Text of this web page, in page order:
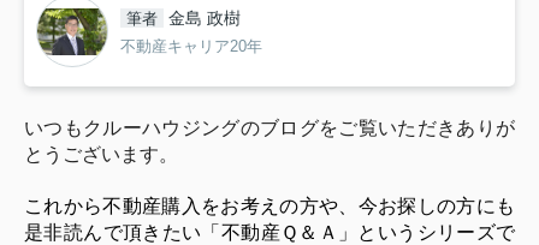
筆者 金島 政樹
不動産キャリア20年
いつもクルーハウジングのブログをご覧いただきありが
とうございます。
これから不動産購入をお考えの方や、今お探しの方にも
是非読んで頂きたい「不動産Ｑ＆Ａ」というシリーズで